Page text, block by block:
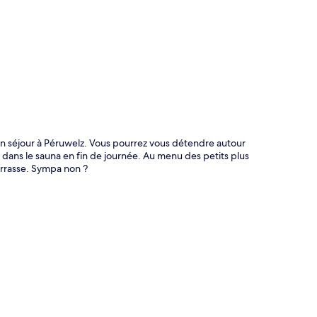
à Péruwelz. Vous pourrez vous détendre autour
le sauna en fin de journée. Au menu des petits plus
Sympa non ?